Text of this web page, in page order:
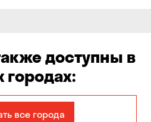
доступны в
городах:
все города